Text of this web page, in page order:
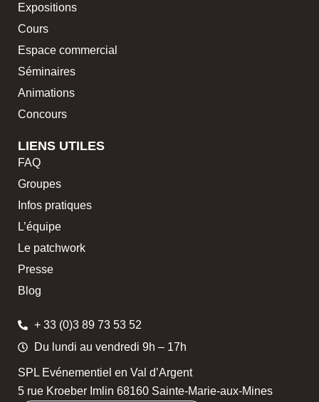
Expositions
Cours
Espace commercial
Séminaires
Animations
Concours
LIENS UTILES
FAQ
Groupes
Infos pratiques
L’équipe
Le patchwork
Presse
Blog
+ 33 (0)3 89 73 53 52
Du lundi au vendredi 9h – 17h
SPL Evénementiel en Val d’Argent
5 rue Kroeber Imlin 68160 Sainte-Marie-aux-Mines